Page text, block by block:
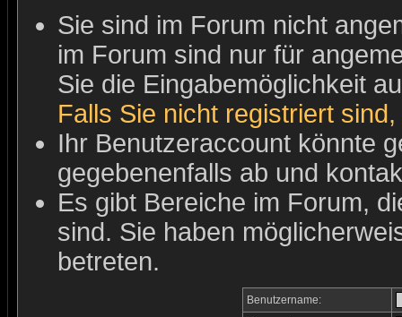
Sie sind im Forum nicht
im Forum sind nur für
Sie die Eingabemöglichkeit
Falls Sie nicht registriert
Ihr Benutzeraccount könnte
gegebenenfalls ab und
Es gibt Bereiche im Forum,
sind. Sie haben
betreten.
Benutzername: